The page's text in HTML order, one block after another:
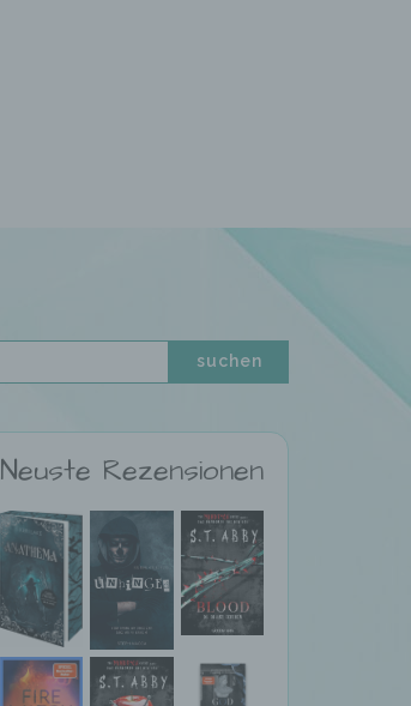
Neuste Rezensionen